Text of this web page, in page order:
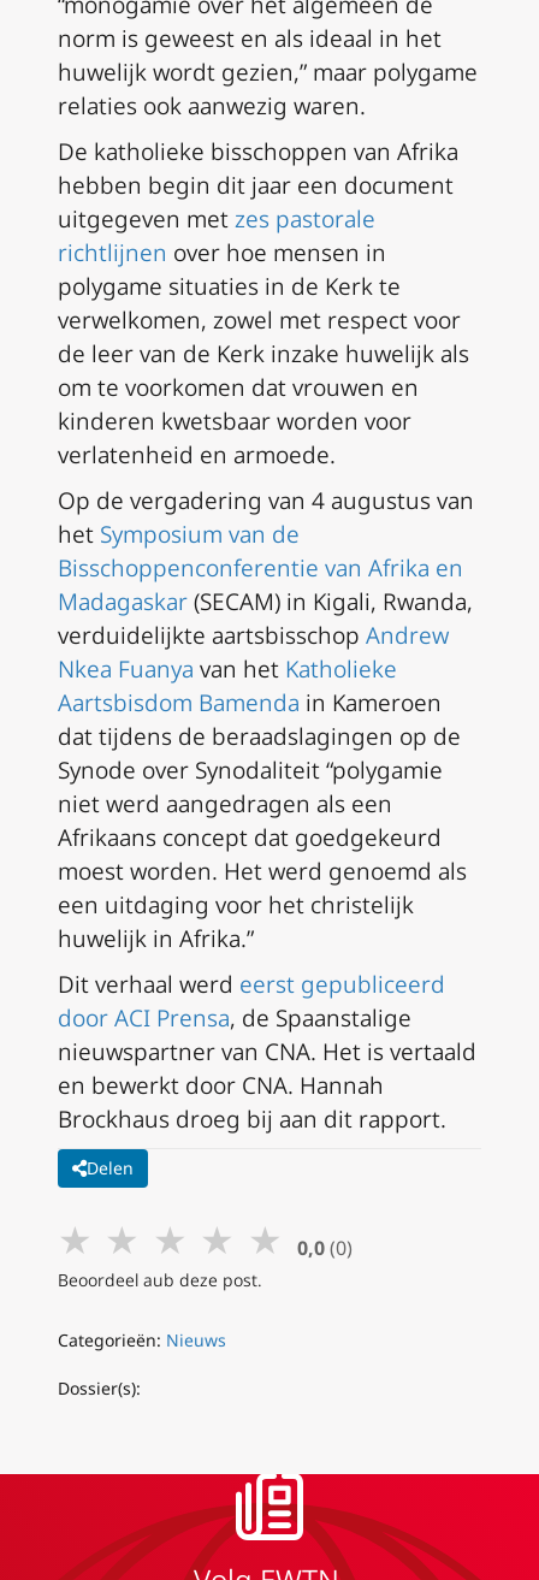
norm is geweest en als ideaal in het
huwelijk wordt gezien,” maar polygame
relaties ook aanwezig waren.
De katholieke bisschoppen van Afrika
hebben begin dit jaar een document
uitgegeven metzes pastorale
richtlijnen over hoe mensen in
polygame situaties in de Kerk te
verwelkomen, zowel met respect voor
de leer van de Kerk inzake huwelijk als
om te voorkomen dat vrouwen en
kinderen kwetsbaar worden voor
verlatenheid en armoede.
Op de vergadering van 4 augustus van
het Symposium van de
Bisschoppenconferentie van Afrika en
Madagaskar(SECAM) in Kigali, Rwanda,
verduidelijkte aartsbisschop Andrew
Nkea Fuanya van het Katholieke
Aartsbisdom Bamenda in Kameroen
dat tijdens de beraadslagingen op de
Synode over Synodaliteit “polygamie
niet werd aangedragen als een
Afrikaans concept dat goedgekeurd
moest worden. Het werd genoemd als
een uitdaging voor het christelijk
huwelijk in Afrika.”
Dit verhaal werd eerst gepubliceerd
door ACI Prensa, de Spaanstalige
nieuwspartner van CNA. Het is vertaald
en bewerkt door CNA. Hannah
Brockhaus droeg bij aan dit rapport.
Delen
★ ★ ★ ★ ★ 0,0 (0)
Beoordeel aub deze post.
Categorieën: Nieuws
Dossier(s):